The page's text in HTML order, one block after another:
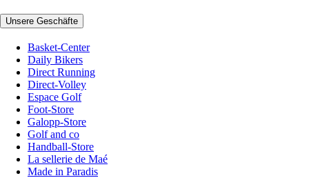
Unsere Geschäfte
Basket-Center
Daily Bikers
Direct Running
Direct-Volley
Espace Golf
Foot-Store
Galopp-Store
Golf and co
Handball-Store
La sellerie de Maé
Made in Paradis